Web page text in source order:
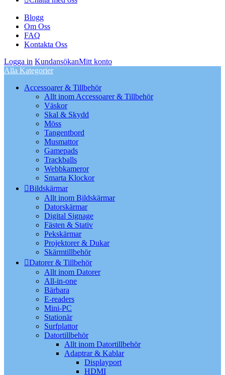
Blogg
Om Oss
FAQ
Kontakta Oss
Logga in KundansökanMitt konto
Alla Kategorier
Accessoarer & Tillbehör
Allt inom Accessoarer & Tillbehör
Väskor
Skal & Skydd
Möss
Tangentbord
Musmattor
Gamepads
Trackballs
Webbkameror
Smarta Klockor
Bildskärmar
Allt inom Bildskärmar
Datorskärmar
Digital Signage
Fästen & Stativ
Pekskärmar
Projektorer & Dukar
Skärmtillbehör
Datorer & Tillbehör
Allt inom Datorer
All-in-one
Bärbara
E-readers
Mini-PC
Stationär
Surfplattor
Datortillbehör
Allt inom Datortillbehör
Adaptrar & Kablar
Displayport
HDMI